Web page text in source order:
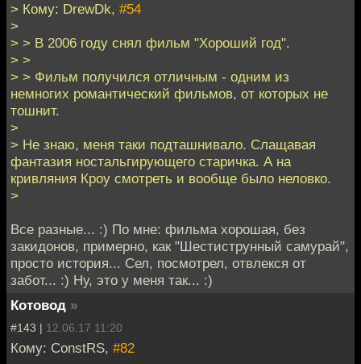
> Кому: DrewDk, #54
>
> > В 2006 году снял фильм "Хороший год".
> >
> > Фильм получился отличным - одним из
немногих романтический фильмов, от которых не
тошнит.
>
> Не знаю, меня таки подташнивало. Слащавая
фантазия ностальгирующего старичка. А на
кривляния Кроу смотреть и вообще было неловко.
>
Все разные... :) По мне: фильма хорошая, без
закидонов, примерно, как "Шестиструнный самурай",
просто история... Сел, посмотрел, отвлекся от
забот... :) Ну, это у меня так... :)
Котовод »
#143 | 12.06.17 11:20
Кому: ConstRS, #82